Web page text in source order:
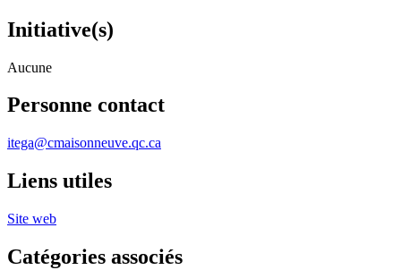
Initiative(s)
Aucune
Personne contact
itega@cmaisonneuve.qc.ca
Liens utiles
Site web
Catégories associés